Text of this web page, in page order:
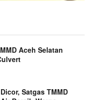
Aceh Selatan
Satgas TMMD